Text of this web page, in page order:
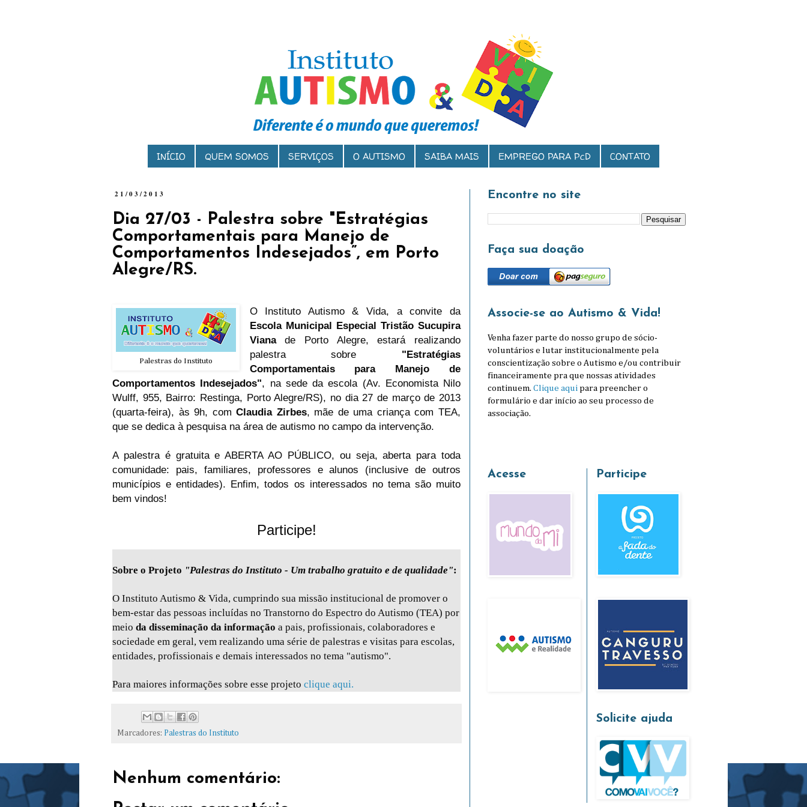
INÍCIO QUEM SOMOS SERVIÇOS O AUTISMO SAIBA MAIS EMPREGO PARA PcD CONTATO
21/03/2013
Dia 27/03 - Palestra sobre "Estratégias
Comportamentais para Manejo de
Comportamentos Indesejados”, em Porto
Alegre/RS.
Palestras do Instituto
O Instituto Autismo & Vida, a convite da
Escola Municipal Especial Tristão Sucupira
Vianade Porto Alegre, estará realizando
palestra sobre "Estratégias
Comportamentais para Manejo de
Comportamentos Indesejados", na sede da escola (Av. Economista Nilo
Wulff, 955, Bairro: Restinga, Porto Alegre/RS), no dia 27 de março de 2013
(quarta-feira), às 9h, comClaudia Zirbes, mãe de uma criança com TEA,
que se dedica à pesquisa na área de autismo no campo da intervenção.
A palestra é gratuita e ABERTA AO PÚBLICO, ou seja, aberta para toda
comunidade: pais, familiares, professores e alunos (inclusive de outros
municípios e entidades). Enfim, todos os interessados no tema são muito
bem vindos!
Participe!
Sobre o Projeto "Palestras do Instituto - Um trabalho gratuito e de qualidade":
O Instituto Autismo & Vida, cumprindo sua missão institucional de promover o
bem-estar das pessoas incluídas no Transtorno do Espectro do Autismo (TEA) por
meio da disseminação da informação a pais, profissionais, colaboradores e
sociedade em geral, vem realizando uma série de palestras e visitas para escolas,
entidades, profissionais e demais interessados no tema "autismo".
Para maiores informações sobre esse projeto clique aqui.
Marcadores: Palestras do Instituto
Nenhum comentário:
Encontre no site
Faça sua doação
Associe-se ao Autismo & Vida!
Venha fazer parte do nosso grupo de sócio-
voluntários e lutar institucionalmente pela
conscientização sobre o Autismo e/ou contribuir
financeiramente pra que nossas atividades
continuem. Clique aqui para preencher o
formulário e dar início ao seu processo de
associação.
Acesse Participe
Solicite ajuda